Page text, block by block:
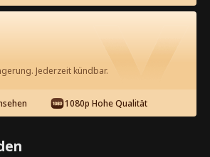
Suche nach der
Kompletter Film
101-105
98 99
Jederzeit kündbar.
1080p Hohe Qualität